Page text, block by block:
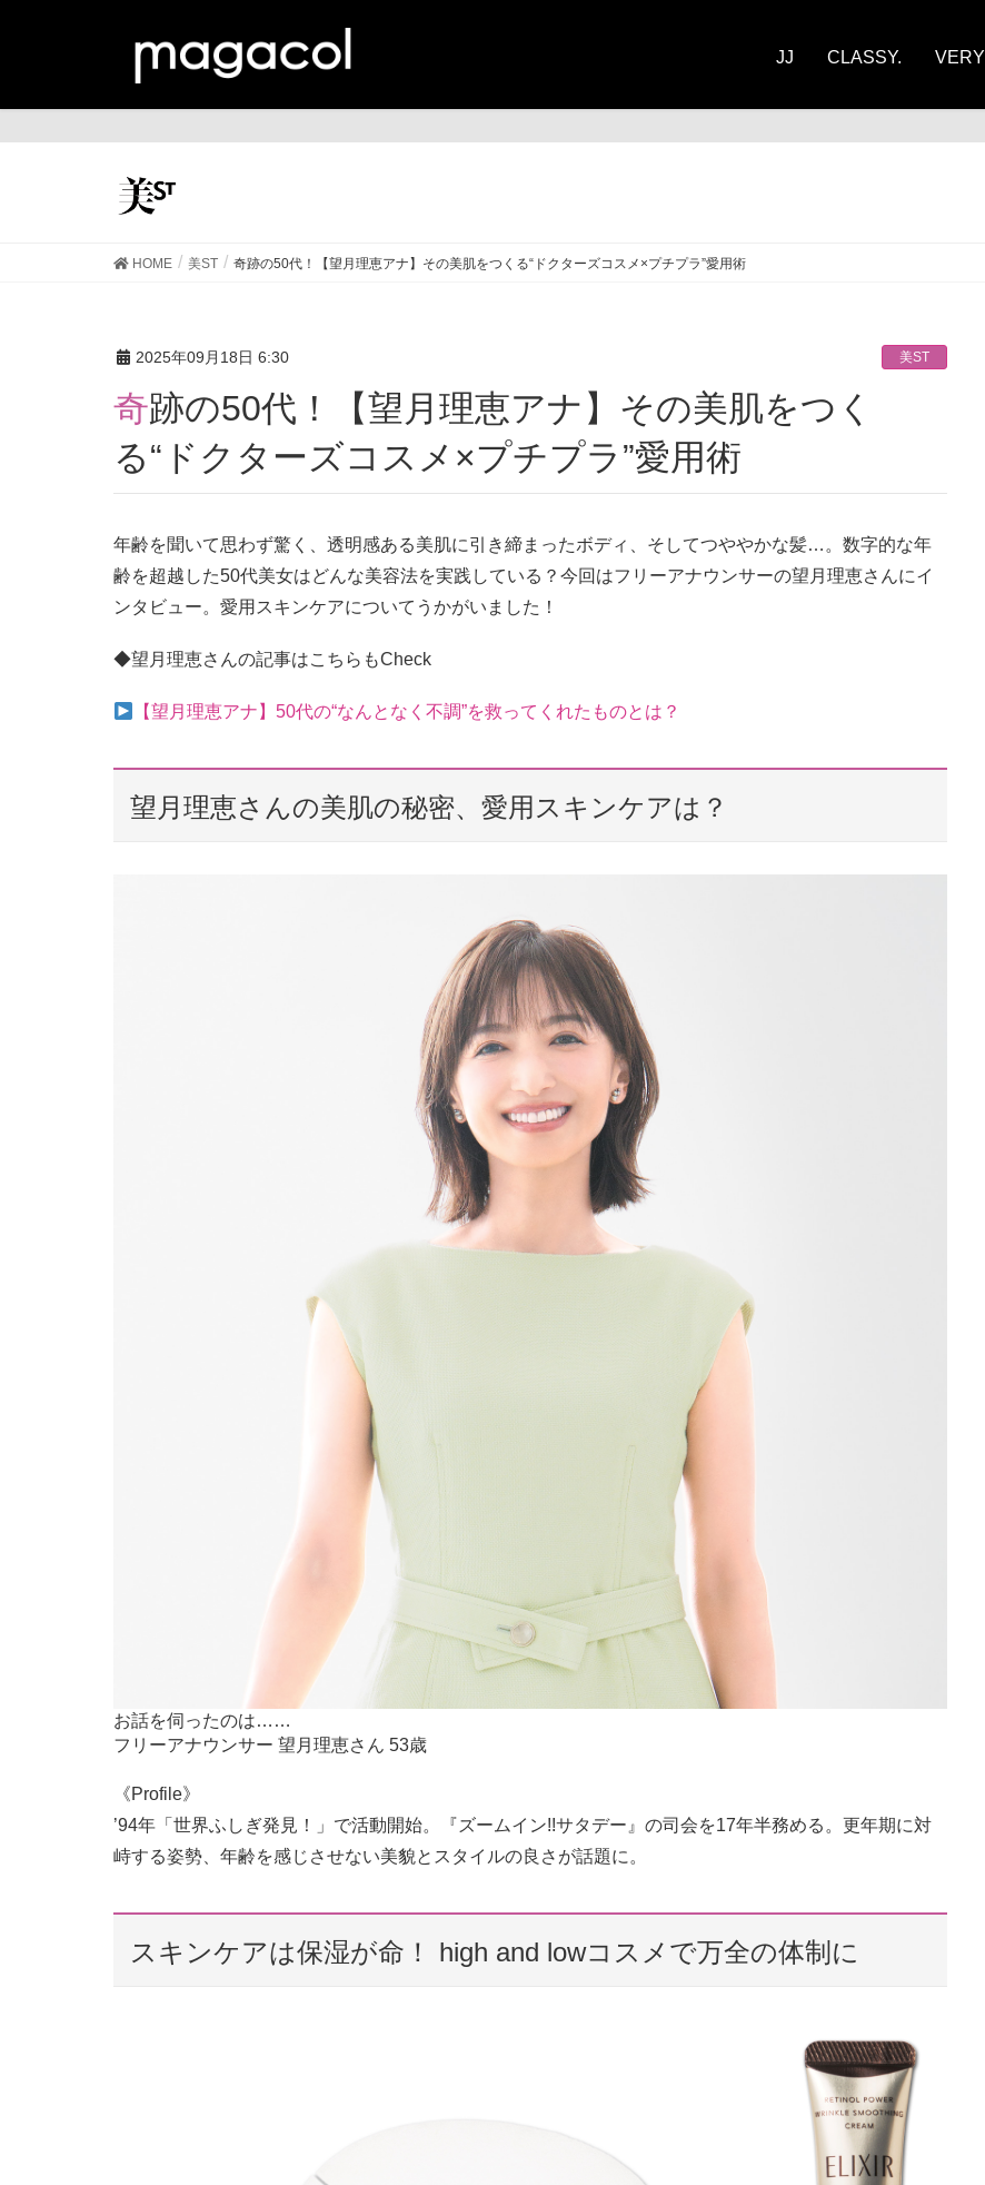
JJ CLASSY. VERY
HOME 美ST 奇跡の50代！【望月理恵アナ】その美肌をつくる“ドクターズコスメ×プチプラ”愛用術
2025年09月18日 6:30 美ST
奇跡の50代！【望月理恵アナ】その美肌をつく
る“ドクターズコスメ×プチプラ”愛用術
年齢を聞いて思わず驚く、透明感ある美肌に引き締まったボディ、そしてつややかな髪…。数字的な年
齢を超越した50代美女はどんな美容法を実践している？今回はフリーアナウンサーの望月理恵さんにイ
ンタビュー。愛用スキンケアについてうかがいました！
◆望月理恵さんの記事はこちらもCheck
【望月理恵アナ】50代の“なんとなく不調”を救ってくれたものとは？
望月理恵さんの美肌の秘密、愛用スキンケアは？
お話を伺ったのは……
フリーアナウンサー 望月理恵さん 53歳
《Profile》
’94年「世界ふしぎ発見！」で活動開始。『ズームイン!!サタデー』の司会を17年半務める。更年期に対
峙する姿勢、年齢を感じさせない美貌とスタイルの良さが話題に。
スキンケアは保湿が命！ high and lowコスメで万全の体制に